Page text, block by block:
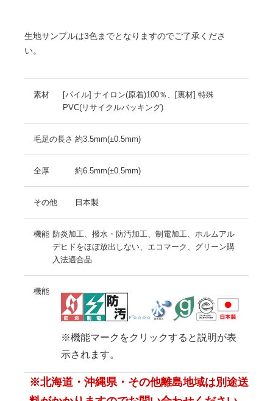
生地サンプルは3色までとなりますのでご了承くださ
い。
素材
[パイル] ナイロン(原着)100％、[裏材] 特殊
PVC(リサイクルバッキング)
毛足の長さ 約3.5mm(±0.5mm)
全厚 約6.5mm(±0.5mm)
その他 日本製
機能 防炎加工、撥水・防汚加工、制電加工、ホルムアル
デヒドをほぼ放出しない、エコマーク、グリーン購
入法適合品
機能
※機能マークをクリックすると説明が表
示されます。
※北海道・沖縄県・その他離島地域は別途送